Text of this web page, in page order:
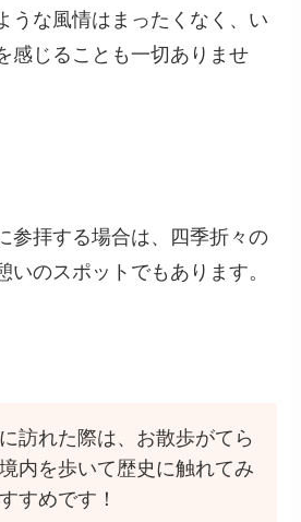
うな風情はまったくなく、い
感じることも一切ありませ
参拝する場合は、四季折々の
いのスポットでもあります。
訪れた際は、お散歩がてら
内を歩いて歴史に触れてみ
すめです！